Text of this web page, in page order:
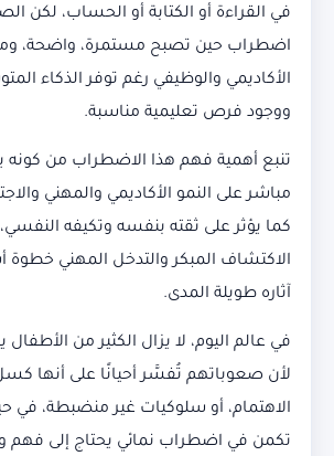
في القراءة أو الكتابة أو الحساب، لكن
اضطراب حين تصبح مستمرة، واضحة،
الأكاديمي والوظيفي رغم توفر الذكاء
ووجود فرص تعليمية مناسبة.
تنبع أهمية فهم هذا الاضطراب من كونه
مباشر على النمو الأكاديمي والمهني
كما يؤثر على ثقته بنفسه وتكيفه
الاكتشاف المبكر والتدخل المهني
آثاره طويلة المدى.
في عالم اليوم، لا يزال الكثير من
لأن صعوباتهم تُفسَّر أحيانًا على أنها
الاهتمام، أو سلوكيات غير منضبطة، في
تكمن في اضطراب نمائي يحتاج إلى